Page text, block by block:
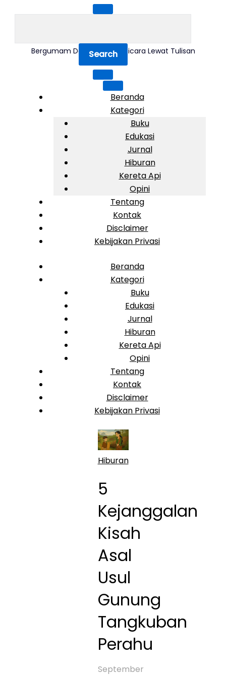
Bergumam Dalam Pikiran, Bicara Lewat Tulisan
Beranda
Kategori
Buku
Edukasi
Jurnal
Hiburan
Kereta Api
Opini
Tentang
Kontak
Disclaimer
Kebijakan Privasi
Beranda
Kategori
Buku
Edukasi
Jurnal
Hiburan
Kereta Api
Opini
Tentang
Kontak
Disclaimer
Kebijakan Privasi
Hiburan
5
Kejanggalan
Kisah
Asal
Usul
Gunung
Tangkuban
Perahu
September